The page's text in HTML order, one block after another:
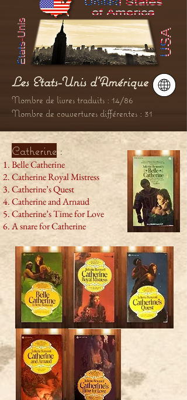
Les Etats-Unis d'Amérique
Nombre de livres traduits : 14/86
Nombre de couvertures différentes : 31
Catherine :
Belle Catherine
Catherine Royal Mistress
Catherine’s Quest
Catherine and Arnaud
Catherine’s Time for Love
A snare for Catherine